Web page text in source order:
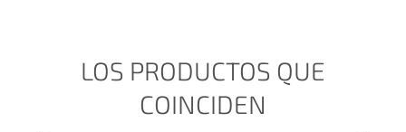
LOS PRODUCTOS QUE
COINCIDEN